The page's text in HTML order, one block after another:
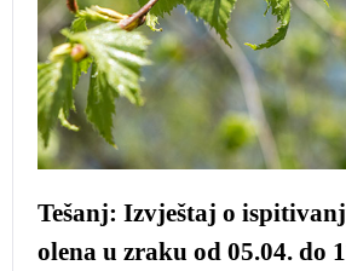
Tešanj: Izvještaj o
olena u zraku od 05.04. do